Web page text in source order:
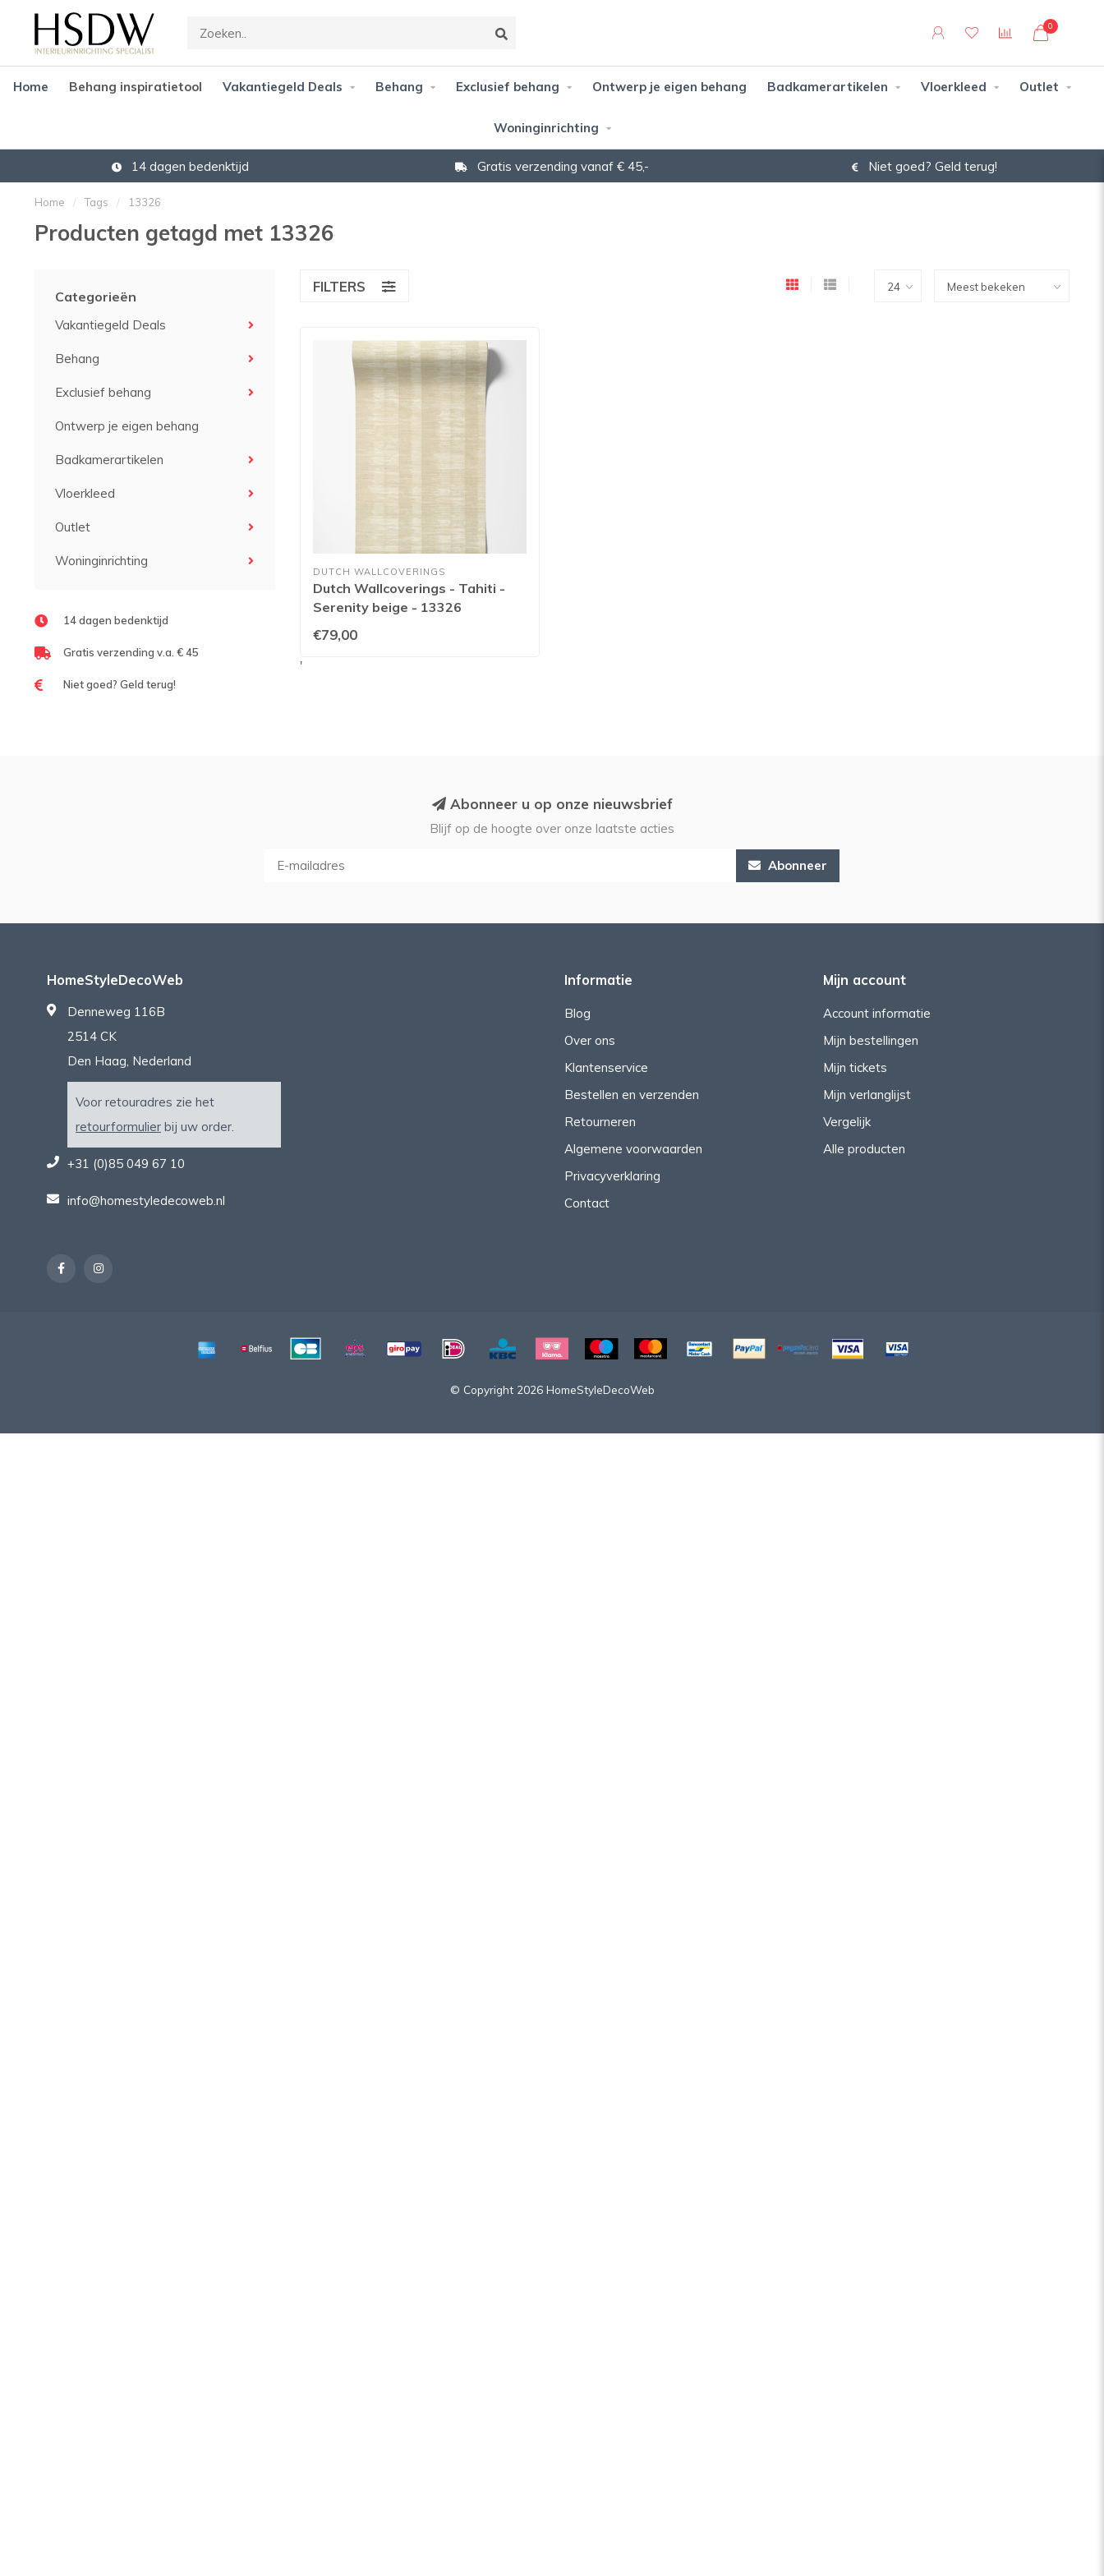
0
Home Behang inspiratietool Vakantiegeld Deals Behang Exclusief behang Ontwerp je eigen behang Badkamerartikelen Vloerkleed Outlet
Woninginrichting
14 dagen bedenktijd Gratis verzending vanaf € 45,- Niet goed? Geld terug!
Home / Tags / 13326
Producten getagd met 13326
Categorieën
Vakantiegeld Deals
Behang
Exclusief behang
Ontwerp je eigen behang
Badkamerartikelen
Vloerkleed
Outlet
Woninginrichting
14 dagen bedenktijd
Gratis verzending v.a. € 45
Niet goed? Geld terug!
FILTERS
DUTCH WALLCOVERINGS
Dutch Wallcoverings - Tahiti -
Serenity beige - 13326
€79,00
'
Abonneer u op onze nieuwsbrief
Blijf op de hoogte over onze laatste acties
Abonneer
HomeStyleDecoWeb
Denneweg 116B
2514 CK
Den Haag, Nederland
Voor retouradres zie het
retourformulier bij uw order.
+31 (0)85 049 67 10
info@homestyledecoweb.nl
Informatie
Blog
Over ons
Klantenservice
Bestellen en verzenden
Retourneren
Algemene voorwaarden
Privacyverklaring
Contact
Mijn account
Account informatie
Mijn bestellingen
Mijn tickets
Mijn verlanglijst
Vergelijk
Alle producten
© Copyright 2026 HomeStyleDecoWeb